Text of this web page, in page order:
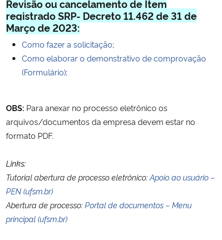
Ministério da Cidadania
Ministério da Saúde
Ministério de Minas e Energia
Ministério do Meio Ambiente
Ministério do Turismo
Ministério do Desenvolvimento Regional
Controladoria-Geral da União
Ministério da Mulher, da Família e dos Direitos Humanos
Revisão ou cancelamento de Item
registrado SRP- Decreto 11.462 de 31 de
Março de 2023:
Como fazer a solicitação;
Como elaborar o demonstrativo de comprovação
(Formulário);
OBS: Para anexar no processo eletrônico os
arquivos/documentos da empresa devem estar no
formato PDF.
Links:
Tutorial abertura de processo eletrônico:Apoio ao usuário –
PEN (ufsm.br)
Abertura de processo:Portal de documentos – Menu
principal (ufsm.br)